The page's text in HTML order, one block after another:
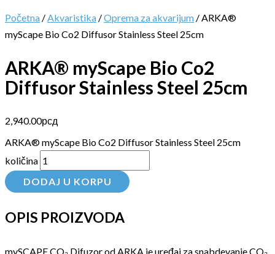
Početna /Akvaristika /Oprema za akvarijum / ARKA®
myScape Bio Co2 Diffusor Stainless Steel 25cm
ARKA® myScape Bio Co2
Diffusor Stainless Steel 25cm
2,940.00рсд
ARKA® myScape Bio Co2 Diffusor Stainless Steel 25cm
količina
DODAJ U KORPU
OPIS PROIZVODA
mySCAPE CO₂ Difuzor od ARKA je uređaj za snabdevanje CO₂